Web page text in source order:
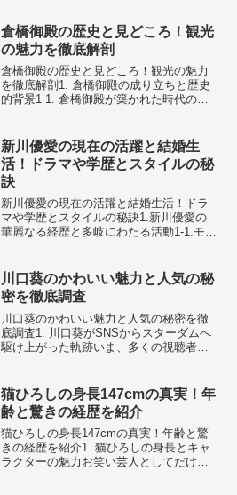
ミで人気を博しています。特に彼の身長
については、ファ...
倉橋御殿の歴史と見どころ！観光
の魅力を徹底解剖
倉橋御殿の歴史と見どころ！観光の魅力
を徹底解剖1. 倉橋御殿の成り立ちと歴史
的背景1-1. 倉橋御殿が築かれた時代の背
多くの歴史愛好家から注目を集めていま
す。この御殿が...
新川優愛の現在の活躍と結婚生
活！ドラマや学歴とスタイルの秘
訣
新川優愛の現在の活躍と結婚生活！ドラ
マや学歴とスタイルの秘訣1.新川優愛の
華麗なる経歴と多岐にわたる活動1-1.モデ
たし、長きにわたって第一線で活躍し続
けている実力派女...
川口葵のかわいい魅力と人気の秘
密を徹底調査
川口葵のかわいい魅力と人気の秘密を徹
底調査1. 川口葵がSNSからスターダムへ
駆け上がった軌跡いま、多くの視聴者の
うになり、今やテレビ番組や雑誌など多
方面で活躍する注...
猫ひろしの身長147cmの真実！年
齢と驚きの経歴を紹介
猫ひろしの身長147cmの真実！年齢と驚
きの経歴を紹介1. 猫ひろしの身長とキャ
ラクターの魅力お笑い芸人としてだけで